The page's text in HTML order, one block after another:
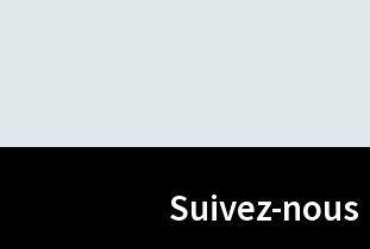
Suivez-nous